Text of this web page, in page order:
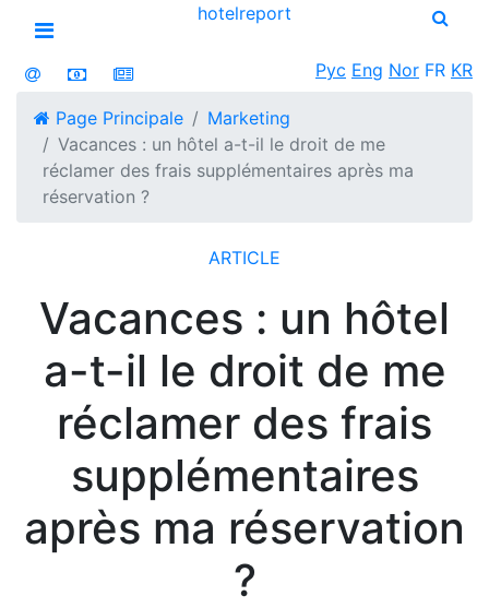
Open menu
hotelreport
Рус Eng Nor FR KR
Page Principale
Marketing
Vacances : un hôtel a-t-il le droit de me
réclamer des frais supplémentaires après ma
réservation ?
ARTICLE
Vacances : un hôtel
a-t-il le droit de me
réclamer des frais
supplémentaires
après ma réservation
?